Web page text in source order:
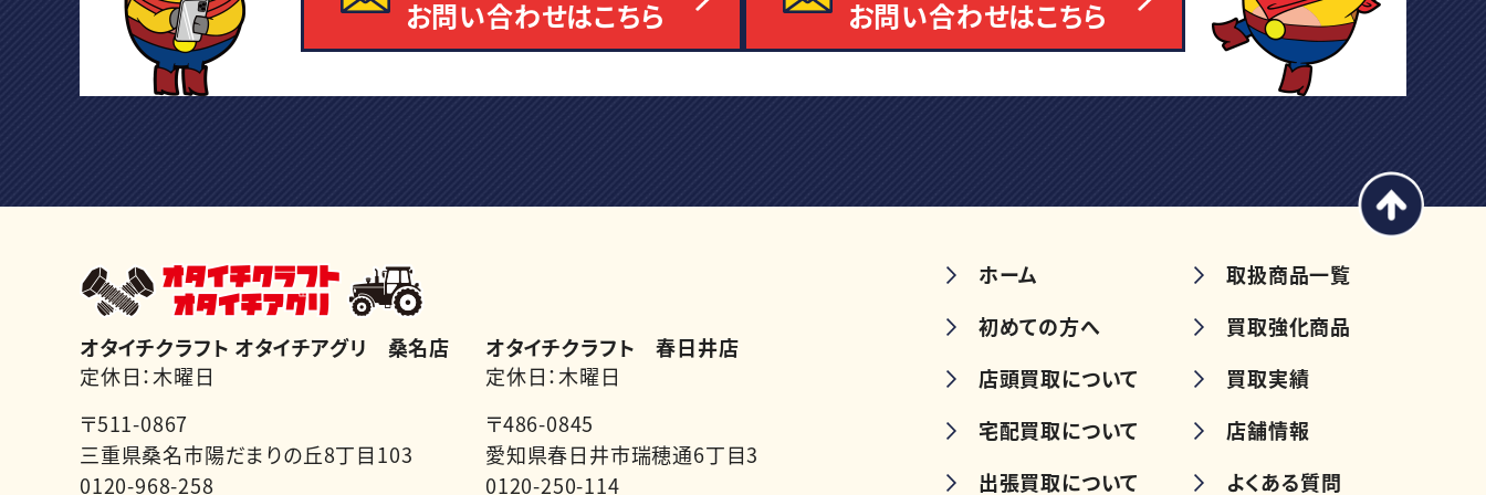
お問い合わせはこちら お問い合わせはこちら
オタイチクラフト オタイチアグリ 桑名店
定休日：木曜日
〒511-0867
三重県桑名市陽だまりの丘8丁目103
0120-968-258
オタイチクラフト 春日井店
定休日：木曜日
〒486-0845
愛知県春日井市瑞穂通6丁目3
0120-250-114
ホーム
初めての方へ
店頭買取について
宅配買取について
出張買取について
取扱商品一覧
買取強化商品
買取実績
店舗情報
よくある質問